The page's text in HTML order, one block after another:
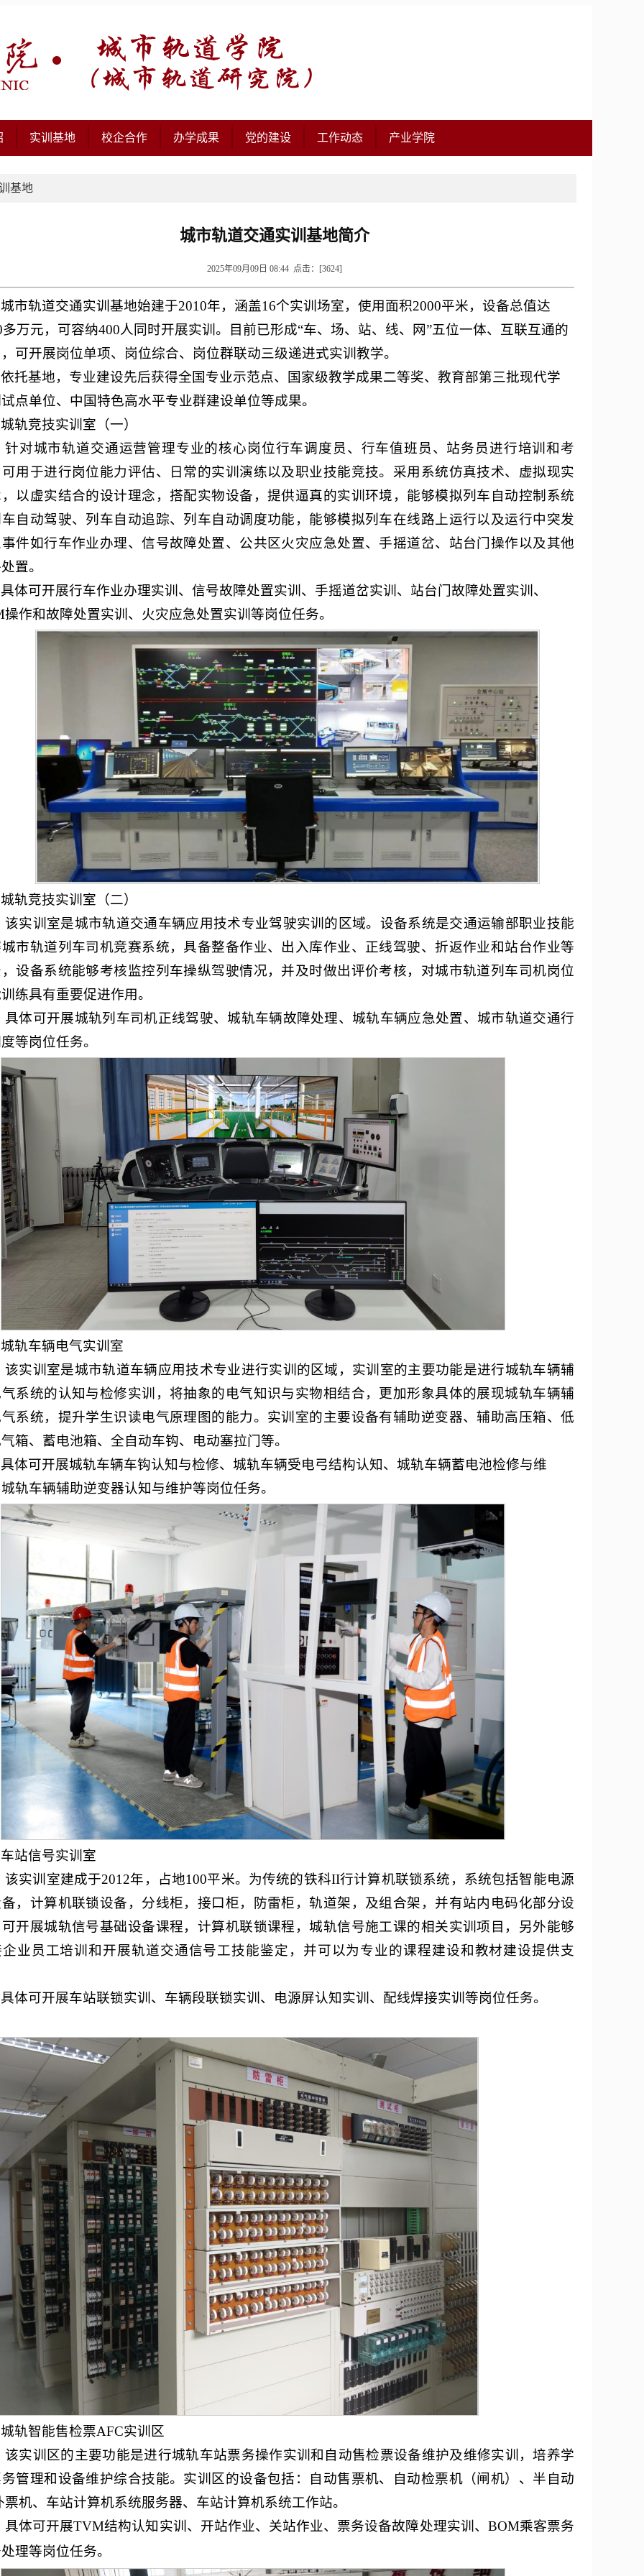
实训基地 校企合作 办学成果 党的建设 工作动态 产业学院
基地
城市轨道交通实训基地简介
2025年09月09日 08:44 点击：[3624]
城市轨道交通实训基地始建于2010年，涵盖16个实训场室，使用面积2000平米，设备总值达
多万元，可容纳400人同时开展实训。目前已形成“车、场、站、线、网”五位一体、互联互通的
可开展岗位单项、岗位综合、岗位群联动三级递进式实训教学。
依托基地，专业建设先后获得全国专业示范点、国家级教学成果二等奖、教育部第三批现代学
点单位、中国特色高水平专业群建设单位等成果。
城轨竞技实训室（一）
针对城市轨道交通运营管理专业的核心岗位行车调度员、行车值班员、站务员进行培训和考
用于进行岗位能力评估、日常的实训演练以及职业技能竞技。采用系统仿真技术、虚拟现实
以虚实结合的设计理念，搭配实物设备，提供逼真的实训环境，能够模拟列车自动控制系统
自动驾驶、列车自动追踪、列车自动调度功能，能够模拟列车在线路上运行以及运行中突发
件如行车作业办理、信号故障处置、公共区火灾应急处置、手摇道岔、站台门操作以及其他
置。
具体可开展行车作业办理实训、信号故障处置实训、手摇道岔实训、站台门故障处置实训、
作和故障处置实训、火灾应急处置实训等岗位任务。
城轨竞技实训室（二）
该实训室是城市轨道交通车辆应用技术专业驾驶实训的区域。设备系统是交通运输部职业技能
市轨道列车司机竞赛系统，具备整备作业、出入库作业、正线驾驶、折返作业和站台作业等
设备系统能够考核监控列车操纵驾驶情况，并及时做出评价考核，对城市轨道列车司机岗位
练具有重要促进作用。
具体可开展城轨列车司机正线驾驶、城轨车辆故障处理、城轨车辆应急处置、城市轨道交通行
等岗位任务。
城轨车辆电气实训室
该实训室是城市轨道车辆应用技术专业进行实训的区域，实训室的主要功能是进行城轨车辆辅
系统的认知与检修实训，将抽象的电气知识与实物相结合，更加形象具体的展现城轨车辆辅
系统，提升学生识读电气原理图的能力。实训室的主要设备有辅助逆变器、辅助高压箱、低
箱、蓄电池箱、全自动车钩、电动塞拉门等。
具体可开展城轨车辆车钩认知与检修、城轨车辆受电弓结构认知、城轨车辆蓄电池检修与维
轨车辆辅助逆变器认知与维护等岗位任务。
车站信号实训室
该实训室建成于2012年，占地100平米。为传统的铁科II行计算机联锁系统，系统包括智能电源
，计算机联锁设备，分线柜，接口柜，防雷柜，轨道架，及组合架，并有站内电码化部分设
开展城轨信号基础设备课程，计算机联锁课程，城轨信号施工课的相关实训项目，另外能够
业员工培训和开展轨道交通信号工技能鉴定，并可以为专业的课程建设和教材建设提供支
具体可开展车站联锁实训、车辆段联锁实训、电源屏认知实训、配线焊接实训等岗位任务。
城轨智能售检票AFC实训区
该实训区的主要功能是进行城轨车站票务操作实训和自动售检票设备维护及维修实训，培养学
管理和设备维护综合技能。实训区的设备包括：自动售票机、自动检票机（闸机）、半自动
票机、车站计算机系统服务器、车站计算机系统工作站。
具体可开展TVM结构认知实训、开站作业、关站作业、票务设备故障处理实训、BOM乘客票务
理等岗位任务。